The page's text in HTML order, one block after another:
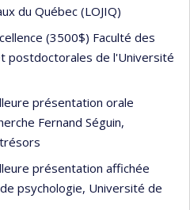
du Québec (LOJIQ)
(3500$) Faculté des
postdoctorales de l'Université
présentation orale
Fernand Séguin,
présentation affichée
psychologie, Université de